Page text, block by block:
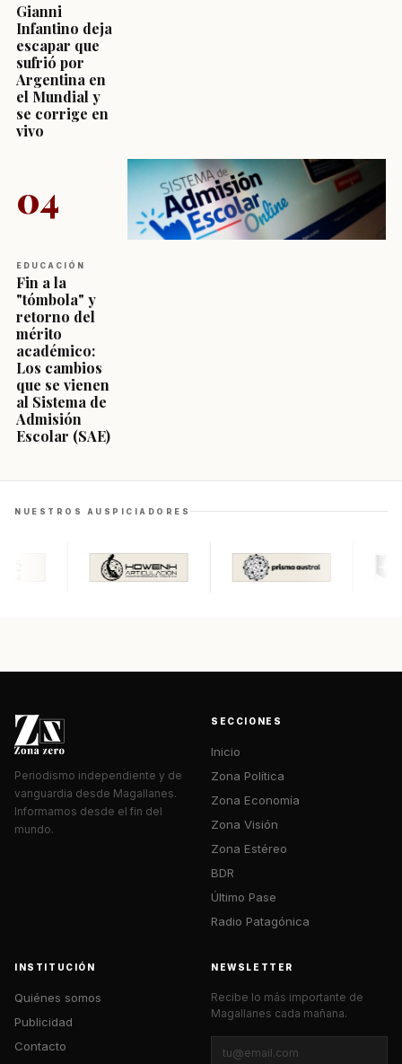
Gianni
Infantino deja
escapar que
sufrió por
Argentina en
el Mundial y
se corrige en
vivo
04
EDUCACIÓN
Fin a la
"tómbola" y
retorno del
mérito
académico:
Los cambios
que se vienen
al Sistema de
Admisión
Escolar (SAE)
NUESTROS AUSPICIADORES
Periodismo independiente y de
vanguardia desde Magallanes.
Informamos desde el fin del
mundo.
SECCIONES
Inicio
Zona Política
Zona Economía
Zona Visión
Zona Estéreo
BDR
Último Pase
Radio Patagónica
INSTITUCIÓN
Quiénes somos
Publicidad
Contacto
NEWSLETTER
Recibe lo más importante de
Magallanes cada mañana.